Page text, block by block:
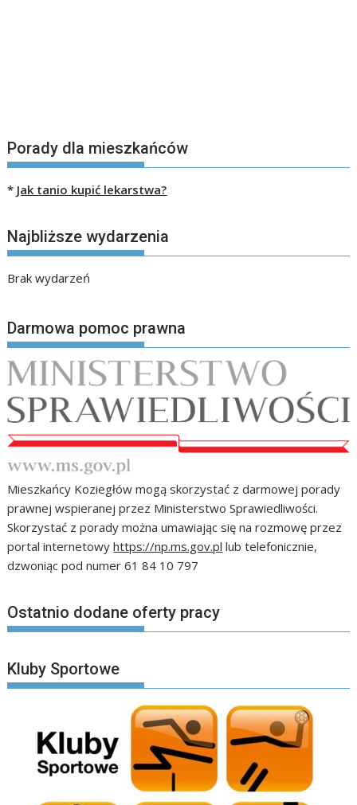
Porady dla mieszkańców
* Jak tanio kupić lekarstwa?
Najbliższe wydarzenia
Brak wydarzeń
Darmowa pomoc prawna
Mieszkańcy Koziegłów mogą skorzystać z darmowej porady
prawnej wspieranej przez Ministerstwo Sprawiedliwości.
Skorzystać z porady można umawiając się na rozmowę przez
portal internetowyhttps://np.ms.gov.pl lub telefonicznie,
dzwoniąc pod numer 61 84 10 797
Ostatnio dodane oferty pracy
Kluby Sportowe